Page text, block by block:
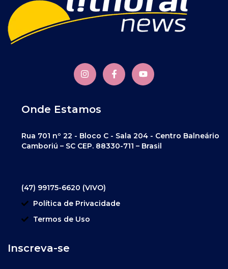
Onde Estamos
Rua 701 nº 22 - Bloco C - Sala 204 - Centro Balneário
Camboriú – SC CEP. 88330-711 – Brasil
(47) 99175-6620 (VIVO)
Política de Privacidade
Termos de Uso
Inscreva-se